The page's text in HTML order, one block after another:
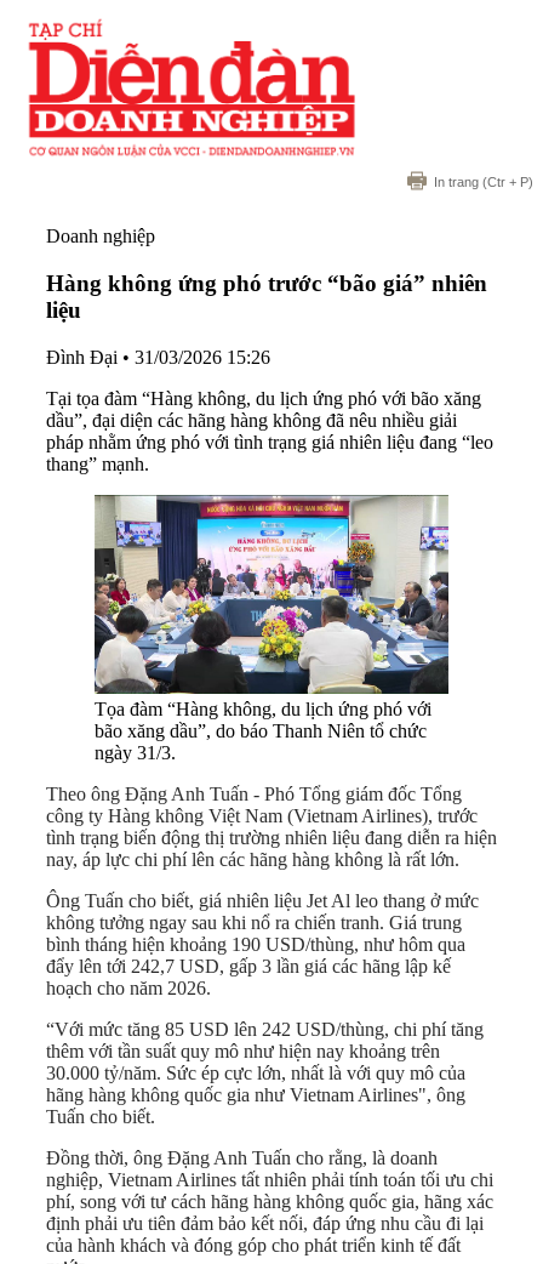
In trang (Ctr + P)
Doanh nghiệp
Hàng không ứng phó trước “bão giá” nhiên
liệu
Đình Đại • 31/03/2026 15:26
Tại tọa đàm “Hàng không, du lịch ứng phó với bão xăng
dầu”, đại diện các hãng hàng không đã nêu nhiều giải
pháp nhằm ứng phó với tình trạng giá nhiên liệu đang “leo
thang” mạnh.
Tọa đàm “Hàng không, du lịch ứng phó với
bão xăng dầu”, do báo Thanh Niên tổ chức
ngày 31/3.
Theo ông Đặng Anh Tuấn - Phó Tổng giám đốc Tổng
công ty Hàng không Việt Nam (Vietnam Airlines), trước
tình trạng biến động thị trường nhiên liệu đang diễn ra hiện
nay, áp lực chi phí lên các hãng hàng không là rất lớn.
Ông Tuấn cho biết, giá nhiên liệu Jet Al leo thang ở mức
không tưởng ngay sau khi nổ ra chiến tranh. Giá trung
bình tháng hiện khoảng 190 USD/thùng, như hôm qua
đẩy lên tới 242,7 USD, gấp 3 lần giá các hãng lập kế
hoạch cho năm 2026.
“Với mức tăng 85 USD lên 242 USD/thùng, chi phí tăng
thêm với tần suất quy mô như hiện nay khoảng trên
30.000 tỷ/năm. Sức ép cực lớn, nhất là với quy mô của
hãng hàng không quốc gia như Vietnam Airlines", ông
Tuấn cho biết.
Đồng thời, ông Đặng Anh Tuấn cho rằng, là doanh
nghiệp, Vietnam Airlines tất nhiên phải tính toán tối ưu chi
phí, song với tư cách hãng hàng không quốc gia, hãng xác
định phải ưu tiên đảm bảo kết nối, đáp ứng nhu cầu đi lại
của hành khách và đóng góp cho phát triển kinh tế đất